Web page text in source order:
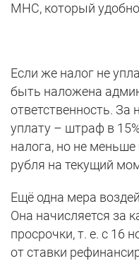
МНС, который
Если же налог не
быть наложена
ответственность. За
уплату – штраф в
налога, но не
рубля на текущий
Ещё одна мера
Она начисляется за
просрочки, т. е. с 16
от ставки